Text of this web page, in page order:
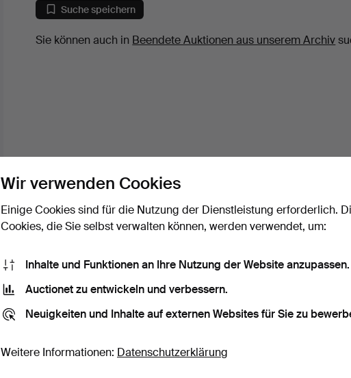
Suche speichern
Sie können auch in Beendete Auktionen aus unserem Archiv
Wir verwenden Cookies
Einige Cookies sind für die Nutzung der Dienstleistung erforderlich.
Cookies, die Sie selbst verwalten können, werden verwendet, um:
Inhalte und Funktionen an Ihre Nutzung der Website anzupassen.
Auctionet zu entwickeln und verbessern.
Neuigkeiten und Inhalte auf externen Websites für Sie zu
Weitere Informationen: Datenschutzerklärung